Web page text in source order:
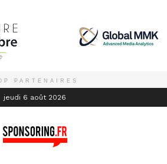
PARTENAIRES
jeudi 6 août 2026